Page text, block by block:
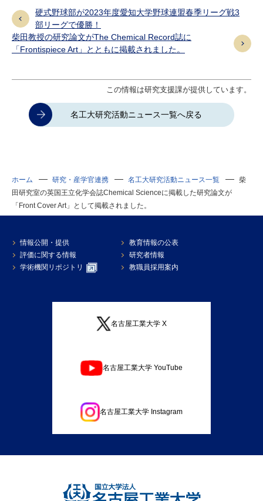
硬式野球部が2023年度愛知大学野球連盟春季リーグ戦3
部リーグで優勝！
柴田教授の研究論文がThe Chemical Record誌に
「Frontispiece Art」とともに掲載されました。
この情報は研究支援課が提供しています。
名工大研究活動ニュース一覧へ戻る
ホーム 研究・産学官連携 名工大研究活動ニュース一覧
柴
田研究室の英国王立化学会誌Chemical Scienceに掲載した研究論文が
「Front Cover Art」として掲載されました。
情報公開・提供
教育情報の公表
評価に関する情報
研究者情報
学術機関リポジトリ
教職員採用案内
名古屋工業大学 X
名古屋工業大学 YouTube
名古屋工業大学 Instagram